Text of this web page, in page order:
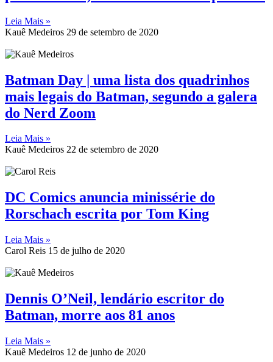
Leia Mais »
Kauê Medeiros 29 de setembro de 2020
Batman Day | uma lista dos quadrinhos
mais legais do Batman, segundo a galera
do Nerd Zoom
Leia Mais »
Kauê Medeiros 22 de setembro de 2020
DC Comics anuncia minissérie do
Rorschach escrita por Tom King
Leia Mais »
Carol Reis 15 de julho de 2020
Dennis O’Neil, lendário escritor do
Batman, morre aos 81 anos
Leia Mais »
Kauê Medeiros 12 de junho de 2020